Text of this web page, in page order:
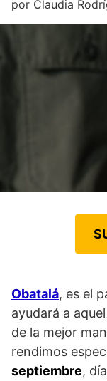
por Claudia
Obatalá, es el
ayudará a
de la mejor
rendimos
septiembre,